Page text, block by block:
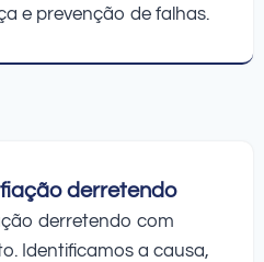
e prevenção de falhas.
derretendo
derretendo com
Identificamos a causa,